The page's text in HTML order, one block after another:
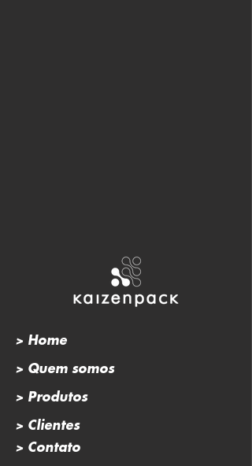
> Home
> Quem somos
> Produtos
> Clientes
> Contato